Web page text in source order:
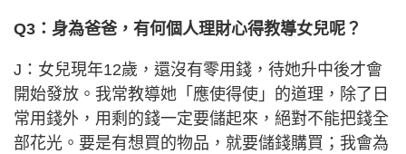
Q3：身為爸爸，有何個人理財心得教導女兒呢？
J：女兒現年12歲，還沒有零用錢，待她升中後才會
開始發放。我常教導她「應使得使」的道理，除了日
常用錢外，用剩的錢一定要儲起來，絕對不能把錢全
部花光。要是有想買的物品，就要儲錢購買；我會為